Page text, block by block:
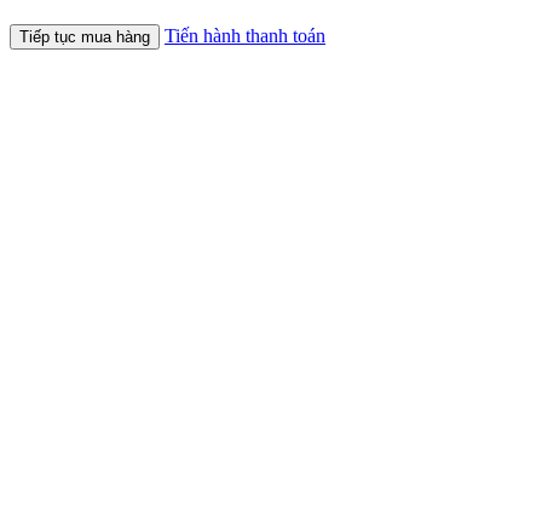
Tiếp tục mua hàng Tiến hành thanh toán